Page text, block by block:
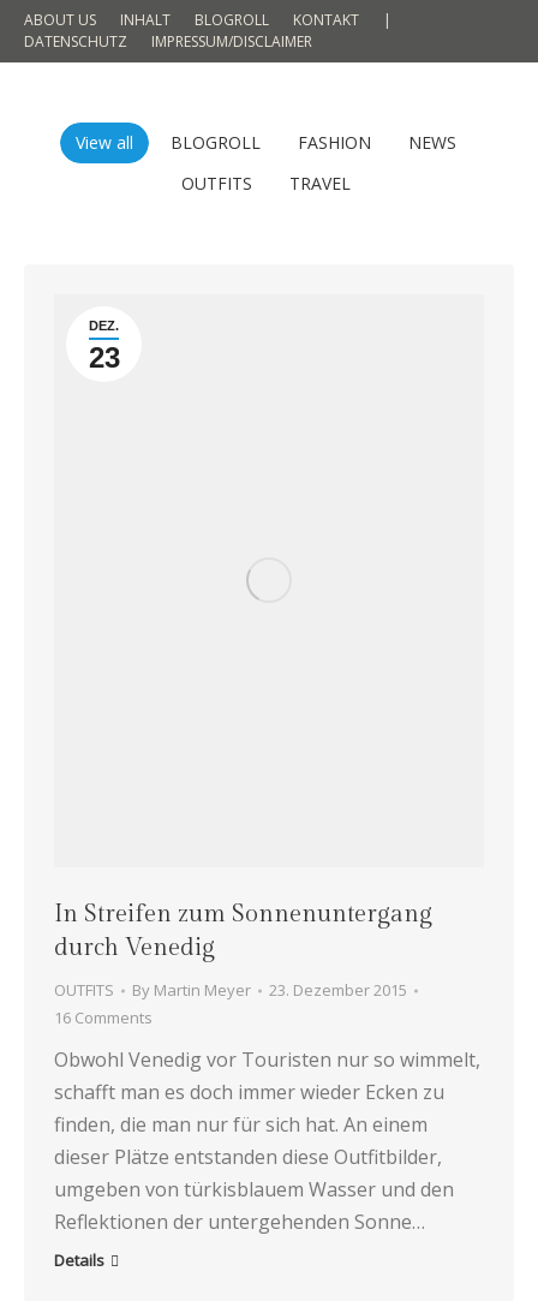
ABOUT US INHALT BLOGROLL KONTAKT
|
DATENSCHUTZ
IMPRESSUM/DISCLAIMER
View all BLOGROLL FASHION
NEWS
OUTFITS
TRAVEL
DEZ.
23
In Streifen zum Sonnenuntergang
durch Venedig
OUTFITS By Martin Meyer
23. Dezember 2015
16 Comments
Obwohl Venedig vor Touristen nur so wimmelt,
schafft man es doch immer wieder Ecken zu
finden, die man nur für sich hat. An einem
dieser Plätze entstanden diese Outfitbilder,
umgeben von türkisblauem Wasser und den
Reflektionen der untergehenden Sonne…
Details